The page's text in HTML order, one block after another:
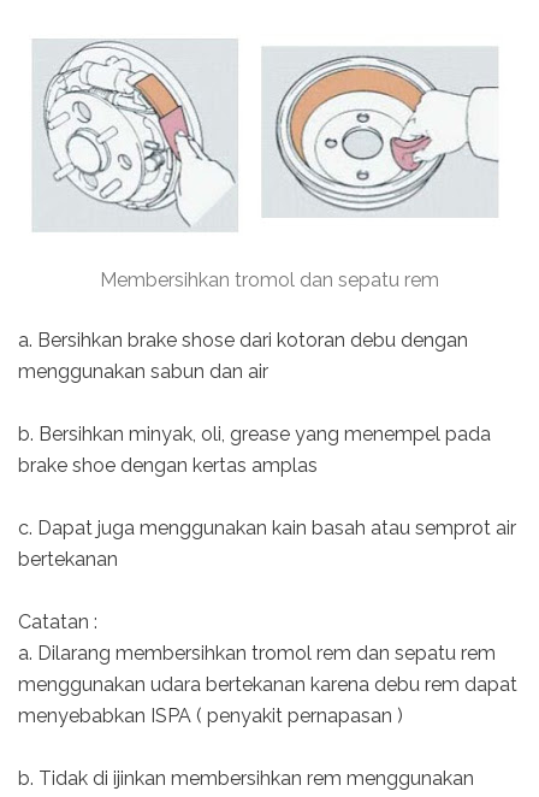
Membersihkan tromol dan sepatu rem
a. Bersihkan brake shose dari kotoran debu dengan
menggunakan sabun dan air
b. Bersihkan minyak, oli, grease yang menempel pada
brake shoe dengan kertas amplas
c. Dapat juga menggunakan kain basah atau semprot air
bertekanan
Catatan :
a. Dilarang membersihkan tromol rem dan sepatu rem
menggunakan udara bertekanan karena debu rem dapat
menyebabkan ISPA ( penyakit pernapasan )
b. Tidak di ijinkan membersihkan rem menggunakan